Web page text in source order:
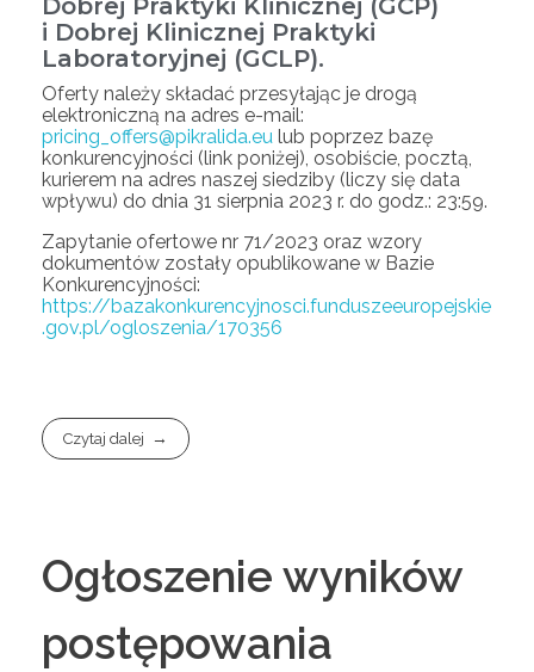
Dobrej Praktyki Klinicznej (GCP)
i Dobrej Klinicznej Praktyki
Laboratoryjnej (GCLP).
Oferty należy składać przesyłając je drogą
elektroniczną na adres e-mail:
pricing_offers@pikralida.eu lub poprzez bazę
konkurencyjności (link poniżej), osobiście, pocztą,
kurierem na adres naszej siedziby (liczy się data
wpływu) do dnia 31 sierpnia 2023 r. do godz.: 23:59.
Zapytanie ofertowe nr 71/2023 oraz wzory
dokumentów zostały opublikowane w Bazie
Konkurencyjności:
https://bazakonkurencyjnosci.funduszeeuropejskie
.gov.pl/ogloszenia/170356
Czytaj dalej
Ogłoszenie wyników
postępowania